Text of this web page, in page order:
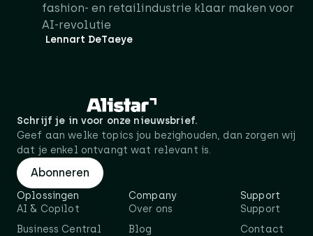
fashion- en retailindustrie klaar maken voor
AI-revolutie
Lennart DeTaeye
Schrijf je in voor onze nieuwsbrief.
Geef aan welke topics jou bezighouden, dan zorgen wij
dat je enkel ontvangt wat relevant is.
Abonneren
Oplossingen
AI & Copilot
Business Central
Company
Over ons
Blog
Support
Support
Contact